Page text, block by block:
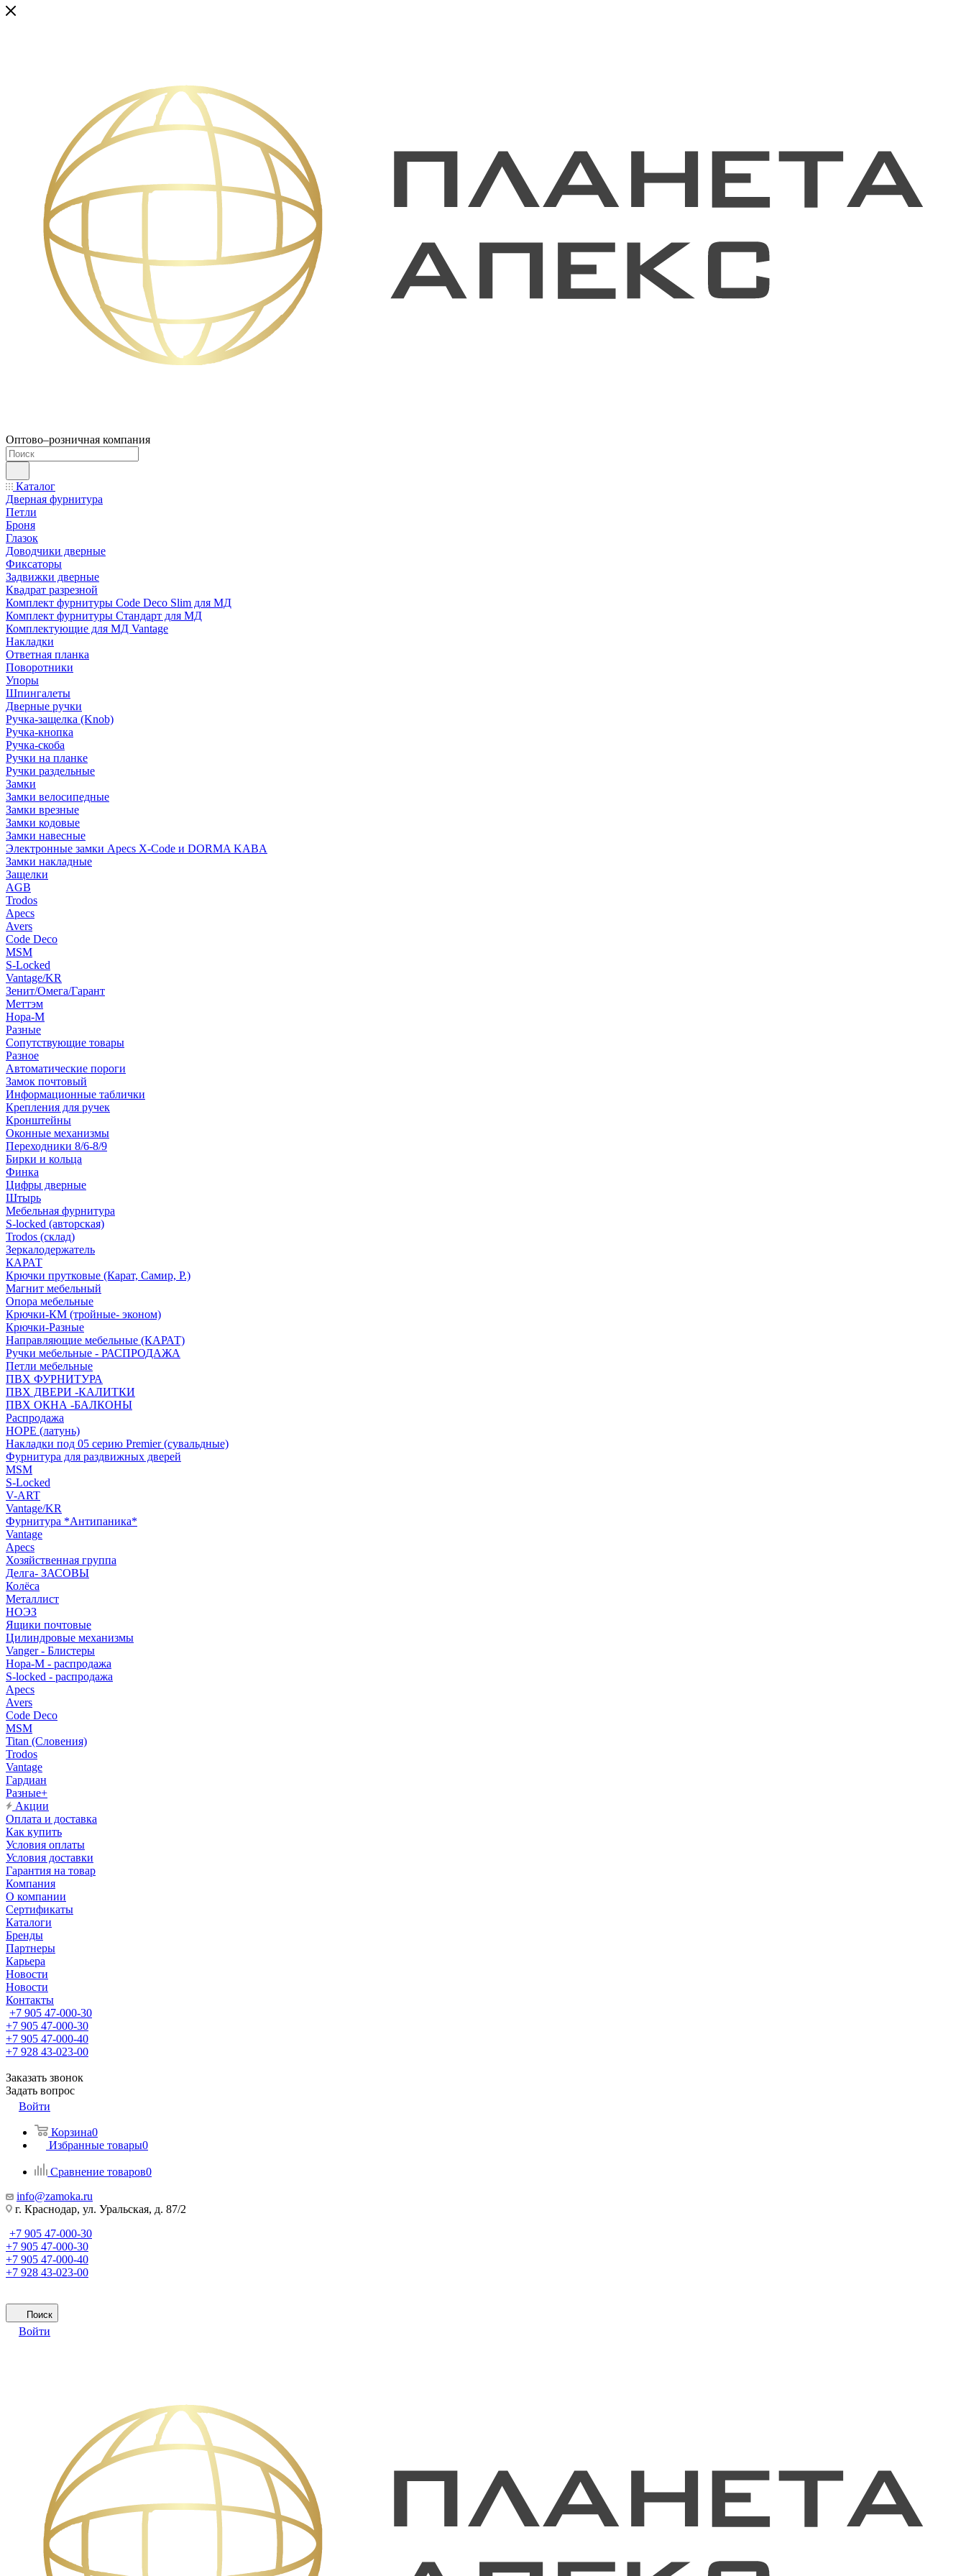
Оптово–розничная компания
Каталог
Дверная фурнитура
Петли
Броня
Глазок
Доводчики дверные
Фиксаторы
Задвижки дверные
Квадрат разрезной
Комплект фурнитуры Code Deco Slim для МД
Комплект фурнитуры Стандарт для МД
Комплектующие для МД Vantage
Накладки
Ответная планка
Поворотники
Упоры
Шпингалеты
Дверные ручки
Ручка-защелка (Knob)
Ручка-кнопка
Ручка-скоба
Ручки на планке
Ручки раздельные
Замки
Замки велосипедные
Замки врезные
Замки кодовые
Замки навесные
Электронные замки Apecs X-Code и DORMA KABA
Замки накладные
Защелки
AGB
Trodos
Apecs
Avers
Code Deco
MSM
S-Locked
Vantage/KR
Зенит/Омега/Гарант
Меттэм
Нора-М
Разные
Сопутствующие товары
Разное
Автоматические пороги
Замок почтовый
Информационные таблички
Крепления для ручек
Кронштейны
Оконные механизмы
Переходники 8/6-8/9
Бирки и кольца
Финка
Цифры дверные
Штырь
Мебельная фурнитура
S-locked (авторская)
Trodos (склад)
Зеркалодержатель
КАРАТ
Крючки прутковые (Карат, Самир, Р.)
Магнит мебельный
Опора мебельные
Крючки-КМ (тройные- эконом)
Крючки-Разные
Направляющие мебельные (КАРАТ)
Ручки мебельные - РАСПРОДАЖА
Петли мебельные
ПВХ ФУРНИТУРА
ПВХ ДВЕРИ -КАЛИТКИ
ПВХ ОКНА -БАЛКОНЫ
Распродажа
HOPE (латунь)
Накладки под 05 серию Premier (сувальдные)
Фурнитура для раздвижных дверей
MSM
S-Locked
V-ART
Vantage/KR
Фурнитура *Антипаника*
Vantage
Apecs
Хозяйственная группа
Делга- ЗАСОВЫ
Колёса
Металлист
НОЭЗ
Ящики почтовые
Цилиндровые механизмы
Vanger - Блистеры
Нора-М - распродажа
S-locked - распродажа
Apecs
Avers
Code Deco
MSM
Titan (Словения)
Trodos
Vantage
Гардиан
Разные+
Акции
Оплата и доставка
Как купить
Условия оплаты
Условия доставки
Гарантия на товар
Компания
О компании
Сертификаты
Каталоги
Бренды
Партнеры
Карьера
Новости
Новости
Контакты
+7 905 47-000-30
+7 905 47-000-30
+7 905 47-000-40
+7 928 43-023-00
Заказать звонок
Задать вопрос
Войти
Корзина0
Избранные товары0
Сравнение товаров0
info@zamoka.ru
г. Краснодар, ул. Уральская, д. 87/2
+7 905 47-000-30
+7 905 47-000-30
+7 905 47-000-40
+7 928 43-023-00
Поиск
Войти